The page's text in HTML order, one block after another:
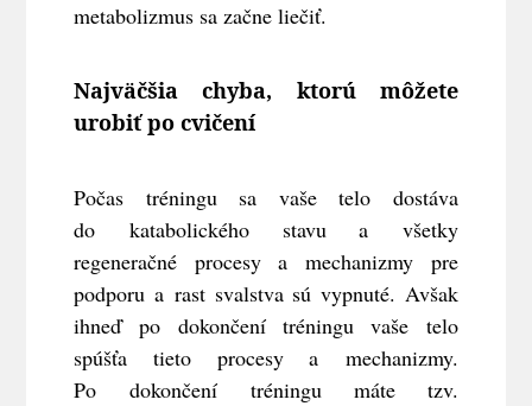
metabolizmus sa začne liečiť.
Najväčšia chyba, ktorú môžete
urobiť po cvičení
Počas tréningu sa vaše telo dostáva
do katabolického stavu a všetky
regeneračné procesy a mechanizmy pre
podporu a rast svalstva sú vypnuté. Avšak
ihneď po dokončení tréningu vaše telo
spúšťa tieto procesy a mechanizmy.
Po dokončení tréningu máte tzv.